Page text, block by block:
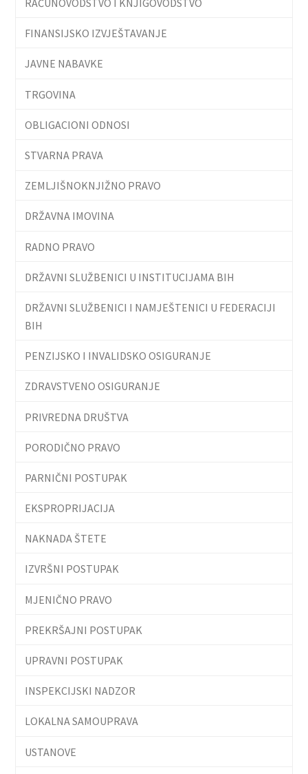
FINANSIJSKO IZVJEŠTAVANJE
JAVNE NABAVKE
TRGOVINA
OBLIGACIONI ODNOSI
STVARNA PRAVA
ZEMLJIŠNOKNJIŽNO PRAVO
DRŽAVNA IMOVINA
RADNO PRAVO
DRŽAVNI SLUŽBENICI U INSTITUCIJAMA BIH
DRŽAVNI SLUŽBENICI I NAMJEŠTENICI U FEDERACIJI
BIH
PENZIJSKO I INVALIDSKO OSIGURANJE
ZDRAVSTVENO OSIGURANJE
PRIVREDNA DRUŠTVA
PORODIČNO PRAVO
PARNIČNI POSTUPAK
EKSPROPRIJACIJA
NAKNADA ŠTETE
IZVRŠNI POSTUPAK
MJENIČNO PRAVO
PREKRŠAJNI POSTUPAK
UPRAVNI POSTUPAK
INSPEKCIJSKI NADZOR
LOKALNA SAMOUPRAVA
USTANOVE